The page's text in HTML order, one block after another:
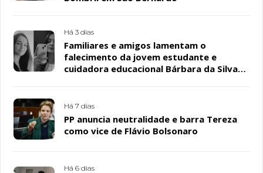
Há 3 dias
Familiares e amigos lamentam o
falecimento da jovem estudante e
cuidadora educacional Bárbara da Silva
Há 7 dias
PP anuncia neutralidade e barra Tereza
como vice de Flávio Bolsonaro
Há 6 dias